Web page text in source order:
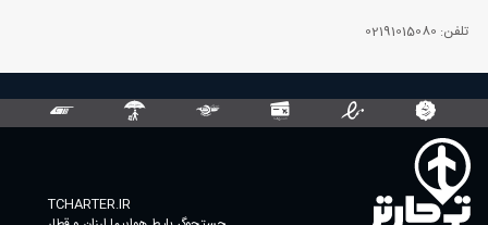
تلفن: 02191015080
TCHARTER.IR